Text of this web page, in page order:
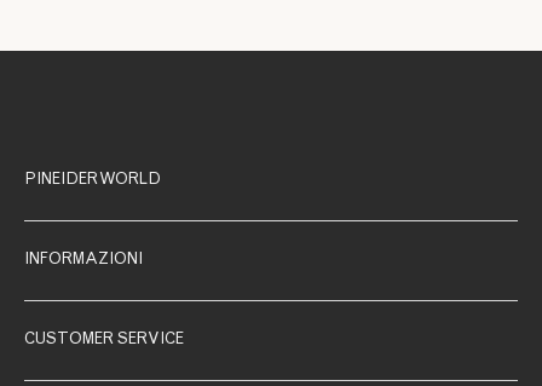
PINEIDER WORLD
INFORMAZIONI
CUSTOMER SERVICE